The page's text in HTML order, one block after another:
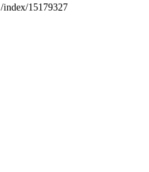
/index/15179327